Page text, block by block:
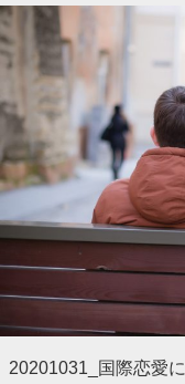
20201031_国際恋愛